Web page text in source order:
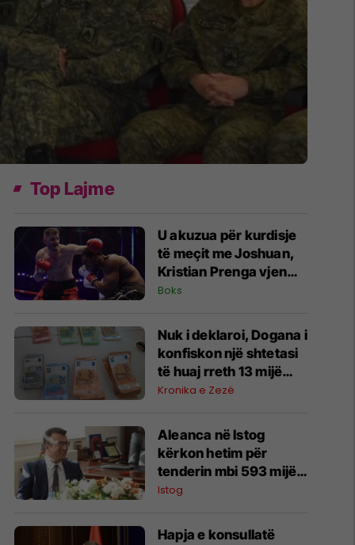
Top Lajme
U akuzua për kurdisje
të meçit me Joshuan,
Kristian Prenga vjen
me reagim të ashpër
Boks
Nuk i deklaroi, Dogana i
konfiskon një shtetasi
të huaj rreth 13 mijë
euro në Bërnjak
Kronika e Zezë
Aleanca në Istog
kërkon hetim për
tenderin mbi 593 mijë
euro në Vrellë,
zhdukjen e një
Istog
Hapja e konsullatë